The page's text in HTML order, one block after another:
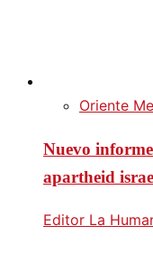
Oriente
Nuevo
apartheid
Editor La